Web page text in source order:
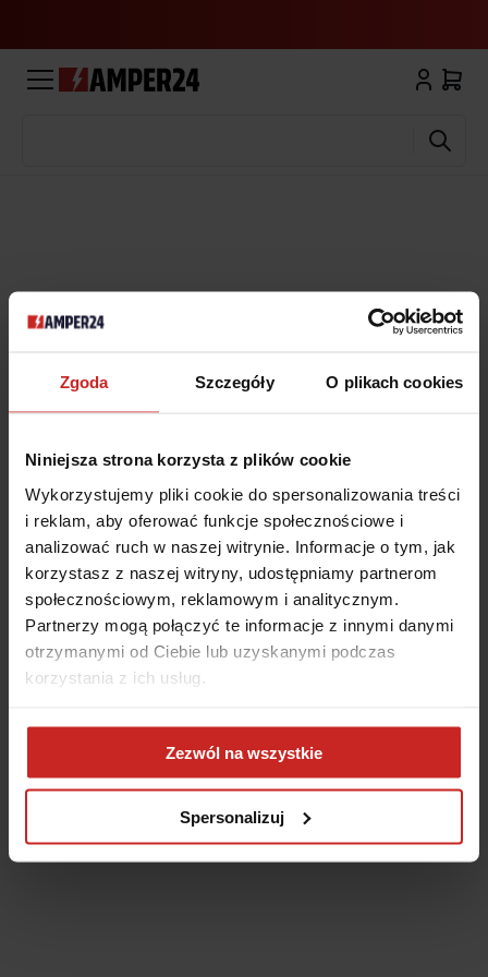
Zgoda Szczegóły O plikach cookies
Niniejsza strona korzysta z plików cookie
Wykorzystujemy pliki cookie do spersonalizowania treści
i reklam, aby oferować funkcje społecznościowe i
analizować ruch w naszej witrynie. Informacje o tym, jak
korzystasz z naszej witryny, udostępniamy partnerom
społecznościowym, reklamowym i analitycznym.
Partnerzy mogą połączyć te informacje z innymi danymi
otrzymanymi od Ciebie lub uzyskanymi podczas
korzystania z ich usług.
Zezwól na wszystkie
Spersonalizuj
browser console for more information)